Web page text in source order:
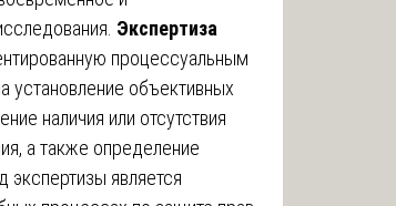
Экспертиза
процессуальным
установление объективных
наличия или отсутствия
а также определение
экспертизы является